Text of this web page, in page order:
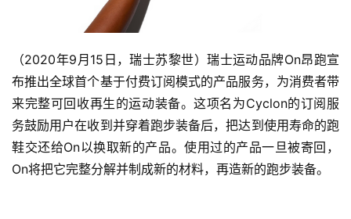
（2020年9月15日，瑞士苏黎世）瑞士运动品牌On昂跑宣
布推出全球首个基于付费订阅模式的产品服务，为消费者带
来完整可回收再生的运动装备。这项名为Cyclon的订阅服
务鼓励用户在收到并穿着跑步装备后，把达到使用寿命的跑
鞋交还给On以换取新的产品。使用过的产品一旦被寄回，
On将把它完整分解并制成新的材料，再造新的跑步装备。